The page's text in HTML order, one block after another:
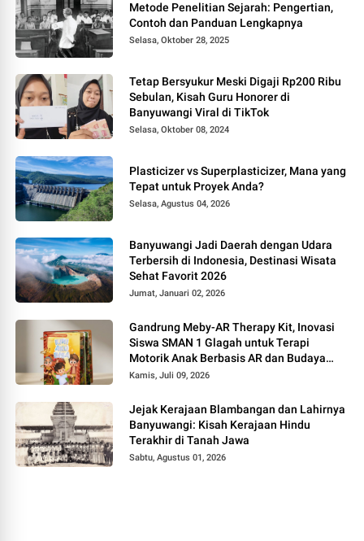
Metode Penelitian Sejarah: Pengertian,
Contoh dan Panduan Lengkapnya
Selasa, Oktober 28, 2025
Tetap Bersyukur Meski Digaji Rp200 Ribu
Sebulan, Kisah Guru Honorer di
Banyuwangi Viral di TikTok
Selasa, Oktober 08, 2024
Plasticizer vs Superplasticizer, Mana yang
Tepat untuk Proyek Anda?
Selasa, Agustus 04, 2026
Banyuwangi Jadi Daerah dengan Udara
Terbersih di Indonesia, Destinasi Wisata
Sehat Favorit 2026
Jumat, Januari 02, 2026
Gandrung Meby-AR Therapy Kit, Inovasi
Siswa SMAN 1 Glagah untuk Terapi
Motorik Anak Berbasis AR dan Budaya
Banyuwangi
Kamis, Juli 09, 2026
Jejak Kerajaan Blambangan dan Lahirnya
Banyuwangi: Kisah Kerajaan Hindu
Terakhir di Tanah Jawa
Sabtu, Agustus 01, 2026